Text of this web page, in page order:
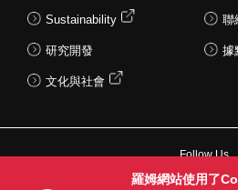
Sustainability
研究開發
文化與社會
聯
據
Follow Us
羅姆網站使用了